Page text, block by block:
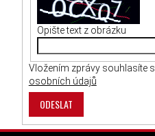
Opište text z obrázku
Vložením zprávy souhlasíte s
osobních údajů
ODESLAT